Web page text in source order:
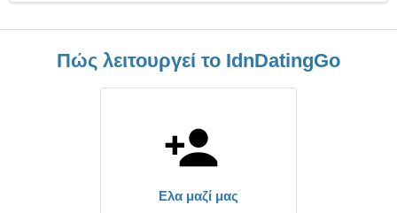
Πώς λειτουργεί το IdnDatingGo
Ελα μαζί μας